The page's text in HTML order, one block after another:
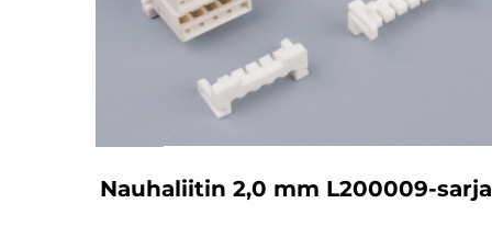
Nauhaliitin 2,0 mm L200009-sarja